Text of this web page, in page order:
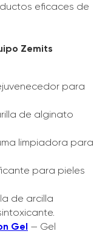
eficaces de
Zemits
para
de alginato
limpiadora para
para pieles
de arcilla
Gel — Gel